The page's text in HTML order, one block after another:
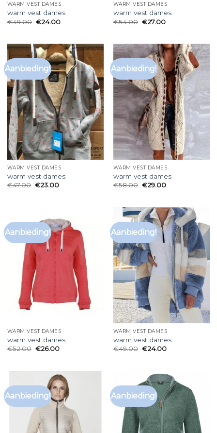
WARM VEST DAMES
warm vest dames
€49.00 €24.00
WARM VEST DAMES
warm vest dames
€54.00 €27.00
Aanbieding!
WARM VEST DAMES
warm vest dames
€47.00 €23.00
Aanbieding!
WARM VEST DAMES
warm vest dames
€58.00 €29.00
Aanbieding!
WARM VEST DAMES
warm vest dames
€52.00 €26.00
Aanbieding!
WARM VEST DAMES
warm vest dames
€49.00 €24.00
Aanbieding! Aanbieding!